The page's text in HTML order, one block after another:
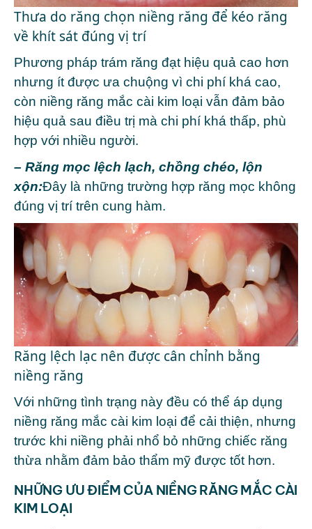
Thưa do răng chọn niềng răng để kéo răng
về khít sát đúng vị trí
Phương pháp trám răng đạt hiệu quả cao hơn
nhưng ít được ưa chuộng vì chi phí khá cao,
còn niềng răng mắc cài kim loại vẫn đảm bảo
hiệu quả sau điều trị mà chi phí khá thấp, phù
hợp với nhiều người.
– Răng mọc lệch lạch, chồng chéo, lộn
xộn:Đây là những trường hợp răng mọc không
đúng vị trí trên cung hàm.
Răng lệch lạc nên được cân chỉnh bằng
niềng răng
Với những tình trạng này đều có thể áp dụng
niềng răng mắc cài kim loại để cải thiện, nhưng
trước khi niềng phải nhổ bỏ những chiếc răng
thừa nhằm đảm bảo thẩm mỹ được tốt hơn.
NHỮNG ƯU ĐIỂM CỦA NIỀNG RĂNG MẮC CÀI
KIM LOẠI